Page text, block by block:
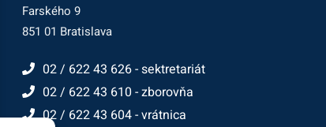
Farského 9
851 01 Bratislava
02 / 622 43 626 - sektretariát
02 / 622 43 610 - zborovňa
02 / 622 43 604 - vrátnica